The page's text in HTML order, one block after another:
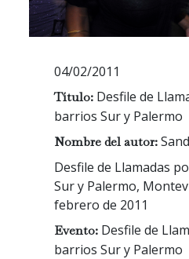
04/02/2011
Título: Desfile de
barrios Sur y Palermo
Nombre del autor:
Desfile de Llamadas
Sur y Palermo,
febrero de 2011
Evento: Desfile de
barrios Sur y Palermo